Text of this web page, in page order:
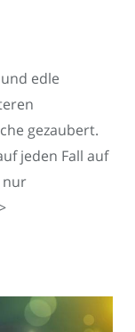
edle
gezaubert.
jeden Fall auf
nur